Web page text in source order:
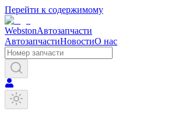
Перейти к содержимому
WebstonАвтозапчасти
АвтозапчастиНовостиО нас